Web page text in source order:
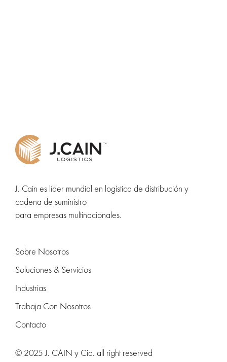
J. Cain es líder mundial en logística de distribución y
cadena de suministro
para empresas multinacionales.
Sobre Nosotros
Soluciones & Servicios
Industrias
Trabaja Con Nosotros
Contacto
© 2025 J. CAIN y Cia. all right reserved